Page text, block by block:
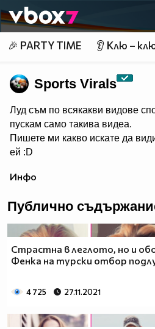
👾
🎉 PARTY TIME 👂 Клю –
Sports Virals
Луд съм по всякакви видове
пускам само такива видеа.
Пишете ми какво искате да
ей :D
Инфо
Публично
Страстна в леглото, но и
Фенка на турски отбор
4 725 27.11.2021